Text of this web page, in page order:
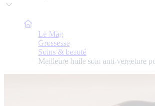
Bulle de Maman
Le Mag
Grossesse
Soins & beauté
Meilleure huile soin anti-vergeture